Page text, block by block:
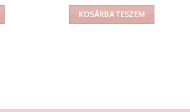
KOSÁRBA TESZEM